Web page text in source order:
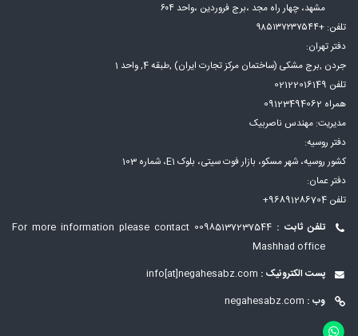
مشهد، چهار راه مجد ،برج فروردین ،واحد ۶۰۴
تلفن: +۹۸۵۱۳۷۲۳۷۵۴۴
دفتر تهران:
جردن ,برج مشکی (ساختمان مرکز تجارت ایران) ,طبقه 4, واحد 1
تلفن 02122016149
همراه 09123494062
مدیریت: مهندس ناصربیک
دفتر روسیه:
کشور روسیه، شهر مسكو، بازار فوت سيتی، بلوک E1، شماره 103
دفتر عمان:
تلفن 96891286704+
تلفن ثابت : 00985137237544
For more information please contact
Mashhad office
پست الکترونیک : info[at]negahesabz.com
وب : negahesabz.com